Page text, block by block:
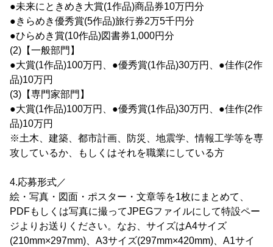
●未来にときめき大賞(1作品)商品券10万円分
●きらめき優秀賞(5作品)旅行券2万5千円分
●ひらめき賞(10作品)図書券1,000円分
(2)【一般部門】
●大賞(1作品)100万円、●優秀賞(1作品)30万円、●佳作(2作
品)10万円
(3)【専門家部門】
●大賞(1作品)100万円、●優秀賞(1作品)30万円、●佳作(2作
品)10万円
※土木、建築、都市計画、防災、地震学、情報工学等を専
攻しているか、もしくはそれを職業にしている方
4.応募形式／
絵・写真・図面・ポスター・文章等を1枚にまとめて、
PDFもしくは写真に撮ってJPEGファイルにして特設ペー
ジよりお送りください。なお、サイズはA4サイズ
(210mm×297mm)、A3サイズ(297mm×420mm)、A1サイ